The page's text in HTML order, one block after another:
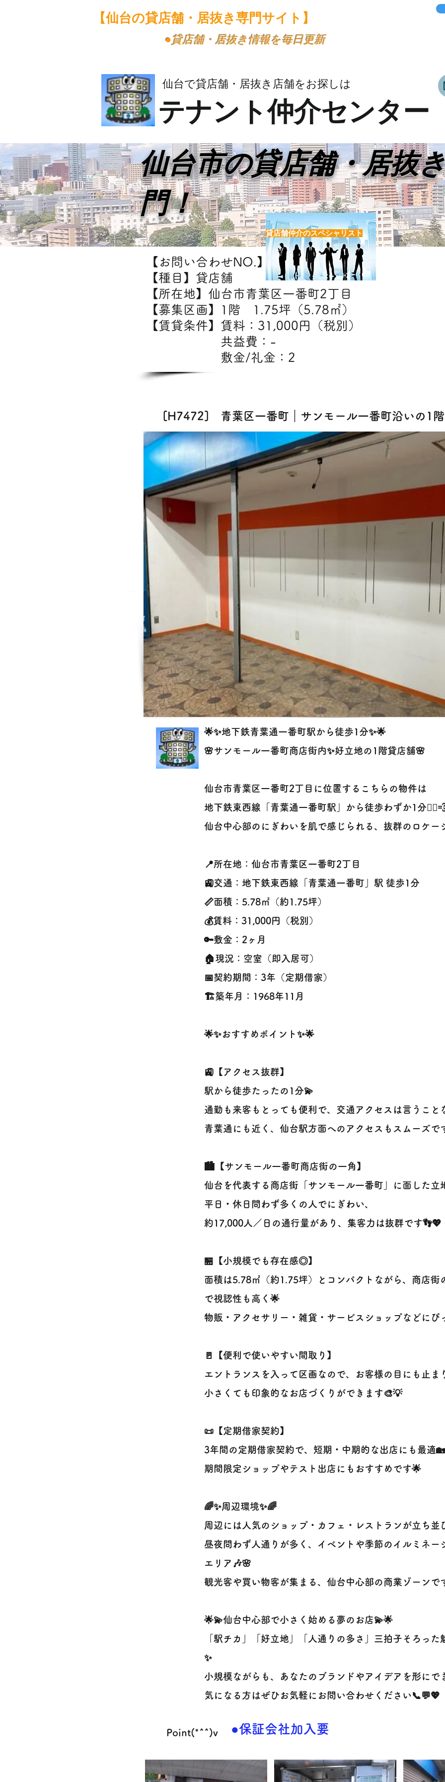
【仙台の貸店舗・居抜き専門サイト】
​●貸店舗・居抜き情報を毎日更新
仙台で貸店舗・居抜き店舗をお探しは
テナント仲介センター
【お問い合わせNO.】H7472
【種目】貸店舗
【所在地】仙台市青葉区一番町2丁目
【募集区画】1階 1.75坪（5.78㎡）
【賃貸条件】賃料：31,000円（税別）
共益費：-​
敷金/礼金：2
[H7472] 青葉区一番町｜サンモール一番町沿いの1階
🌟✨地下鉄青葉通一番町駅から徒歩1分✨🌟
🌸サンモール一番町商店街内✨好立地の1階貸店舗🌸
仙台市青葉区一番町2丁目に位置するこちらの物件は
地下鉄東西線「青葉通一番町駅」から徒歩わずか1分
仙台中心部のにぎわいを肌で感じられる、抜群のロケー
📍所在地：仙台市青葉区一番町2丁目
🚉交通：地下鉄東西線「青葉通一番町」駅 徒歩1分
📏面積：5.78㎡（約1.75坪）
💰賃料：31,000円（税別）
🔑敷金：2ヶ月
🏠現況：空室（即入居可）
📅契約期間：3年（定期借家）
🏗️築年月：1968年11月
🌟✨おすすめポイント✨🌟
🚉【アクセス抜群】
駅から徒歩たったの1分💫
通勤も来客もとっても便利で、交通アクセスは言うこと
青葉通にも近く、仙台駅方面へのアクセスもスムーズで
🏙️【サンモール一番町商店街の一角】
仙台を代表する商店街「サンモール一番町」に面した立
平日・休日問わず多くの人でにぎわい、
約17,000人／日の通行量があり、集客力は抜群です👣💖
🏪【小規模でも存在感◎】
面積は5.78㎡（約1.75坪）とコンパクトながら、商店街
で視認性も高く🌟
物販・アクセサリー・雑貨・サービスショップなどにぴ
🚪【便利で使いやすい間取り】
エントランスを入って区画なので、お客様の目にも止ま
小さくても印象的なお店づくりができます🎨💡
📜【定期借家契約】
3年間の定期借家契約で、短期・中期的な出店にも最適
期間限定ショップやテスト出店にもおすすめです🌟
🌈✨周辺環境✨🌈
周辺には人気のショップ・カフェ・レストランが立ち並
昼夜問わず人通りが多く、イベントや季節のイルミネー
エリア🎶🌸
観光客や買い物客が集まる、仙台中心部の商業ゾーンで
🌟💫仙台中心部で小さく始める夢のお店💫🌟
「駅チカ」「好立地」「人通りの多さ」三拍子そろった
✨
小規模ながらも、あなたのブランドやアイデアを形にで
気になる方はぜひお気軽にお問い合わせください📞💬💖
Point(*^^)v ●保証会社加入要​
仙台市の貸店舗・居抜
門！
貸店舗仲介のスペシャリスト